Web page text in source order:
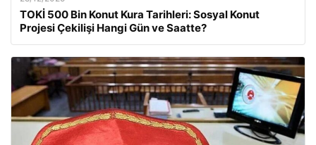
TOKİ 500 Bin Konut Kura Tarihleri: Sosyal Konut
Projesi Çekilişi Hangi Gün ve Saatte?